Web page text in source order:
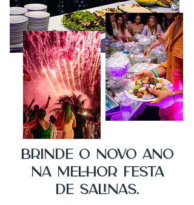
Brinde o novo ano
NA MELHOR FESTA
DEsalinas.